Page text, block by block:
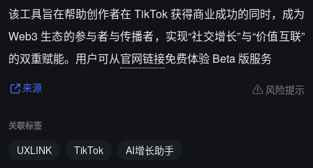
该工具旨在帮助创作者在 TikTok 获得商业成功的同时，成为
Web3 生态的参与者与传播者，实现“社交增长”与“价值互联”
的双重赋能。用户可从官网链接免费体验 Beta 版服务
来源 风险提示
关联标签
UXLINK TikTok AI增长助手